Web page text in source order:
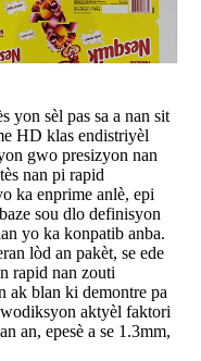
sèl pas sa a nan sit
HD klas endistriyèl
gwo presizyon nan
nan pi rapid
ka enprime anlè, epi
sou dlo definisyon
yo ka konpatib anba.
lòd an pakèt, se ede
rapid nan zouti
blan ki demontre pa
aktyèl faktori
an, epesè a se 1.3mm,